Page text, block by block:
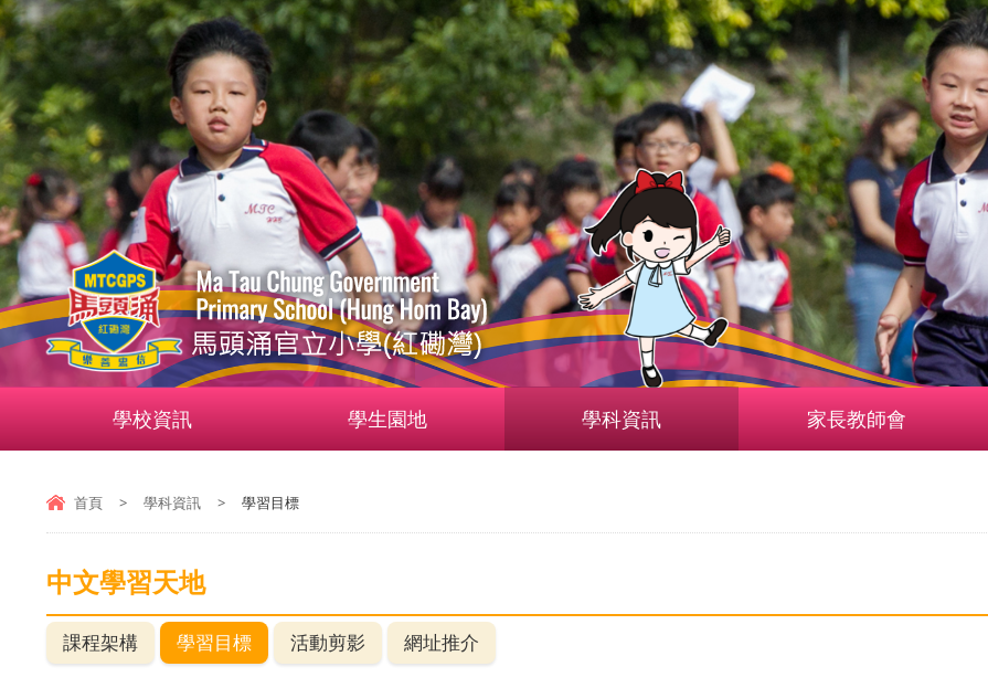
學校資訊 學生園地 學科資訊 家長教師會
首頁 > 學科資訊 > 學習目標
中文學習天地
課程架構 學習目標 活動剪影 網址推介